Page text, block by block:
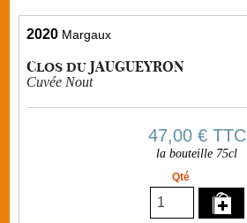
2020 Margaux
Clos du JAUGUEYRON
Cuvée Nout
47,00 €TTC
la bouteille 75cl
Qté